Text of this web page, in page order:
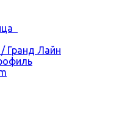
/ Гранд Лайн